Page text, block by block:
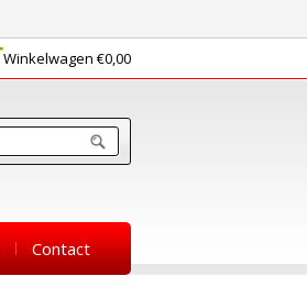
Winkelwagen €0,00
Contact